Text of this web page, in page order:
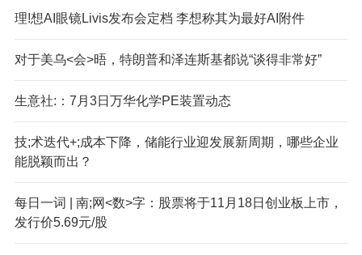
理!想AI眼镜Livis发布会定档 李想称其为最好AI附件
对于美乌<会>晤，特朗普和泽连斯基都说“谈得非常好”
生意社:：7月3日万华化学PE装置动态
技;术迭代+;成本下降，储能行业迎发展新周期，哪些企业
能脱颖而出？
每日一词 | 南;网<数>字：股票将于11月18日创业板上市，
发行价5.69元/股